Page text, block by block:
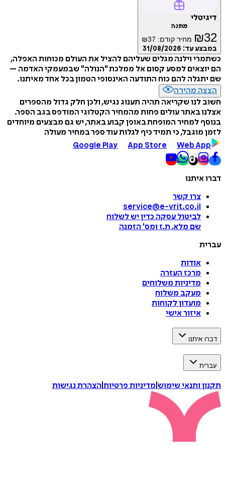
דיגיטלי
מתנה
₪32 מחיר קודם: ₪37
במבצע עד: 31/08/2026
כשתמרי וילנה מגלים שעליהם להציל את העולם מכוחות האפלה,
הם יוצאים למסע קסום אל ממלכת "הנולה" שבמעמקי האדמה –
שם יתגלה להם כוח התודעה האינסופי הטמון בכל אחד מאיתנו.
הצצה מהירה
חשוב לנו שקריאה תהיה תענוג נגיש, ולכן חלק גדול מהספרים
אצלנו באתר עולים פחות מהמחיר הקטלוגי המודפס בגב הספר.
בנוסף למחיר המופחת באופן קבוע באתר, יש גם מבצעים מיוחדים
לזמן מוגבל, כי תמיד כיף לגלות עוד ספר במחיר מעולה
Google Play
App Store Web App
דברו איתנו
צרו קשר
service@e-vrit.co.il
לביטול עסקה כדין יש לשלוח
שם מלא, ת.ז ומס' הזמנה
עברית
אודות
מרכז העזרה
מדיניות משלוחים
מעקב משלוח
מועדון לקוחות
איזור אישי
דברו איתנו
עברית
תקנון ותנאי שימוש מדיניות פרטיות הצהרת נגישות